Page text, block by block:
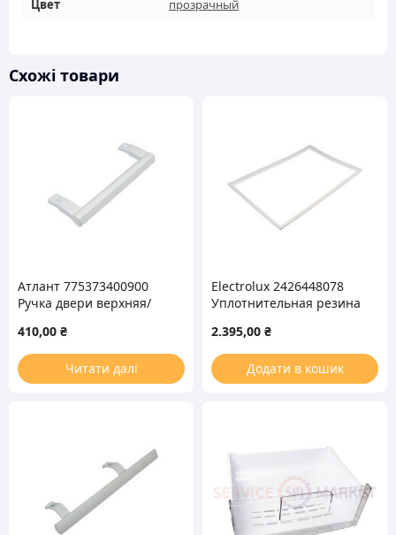
Цвет
прозрачный
Схожі товари
Атлант 775373400900
Ручка двери верхняя/
холодильника
410,00 ₴
Читати далі
Electrolux 2426448078
Уплотнительная резина
морозильной камеры
2.395,00 ₴
Додати в кошик